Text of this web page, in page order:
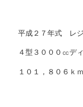
平成２７年式 レ
４型３０００㏄デ
１０１，８０６ｋ